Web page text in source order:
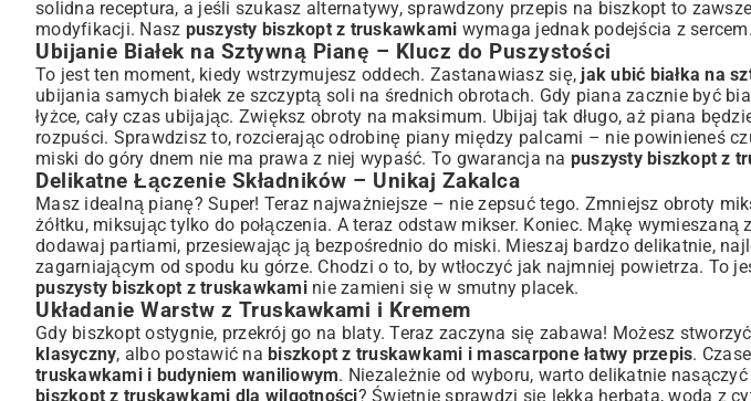
solidna receptura, a jeśli szukasz alternatywy, sprawdzony przepis na biszkopt to
modyfikacji. Nasz puszysty biszkopt z truskawkami wymaga jednak podejścia z sercem.
Ubijanie Białek na Sztywną Pianę – Klucz do Puszystości
To jest ten moment, kiedy wstrzymujesz oddech. Zastanawiasz się, jak ubić białka na
ubijania samych białek ze szczyptą soli na średnich obrotach. Gdy piana zacznie być
łyżce, cały czas ubijając. Zwiększ obroty na maksimum. Ubijaj tak długo, aż piana
rozpuści. Sprawdzisz to, rozcierając odrobinę piany między palcami – nie powinieneś
miski do góry dnem nie ma prawa z niej wypaść. To gwarancja na puszysty biszkopt z
Delikatne Łączenie Składników – Unikaj Zakalca
Masz idealną pianę? Super! Teraz najważniejsze – nie zepsuć tego. Zmniejsz obroty
żółtku, miksując tylko do połączenia. A teraz odstaw mikser. Koniec. Mąkę
dodawaj partiami, przesiewając ją bezpośrednio do miski. Mieszaj bardzo delikatnie,
zagarniającym od spodu ku górze. Chodzi o to, by wtłoczyć jak najmniej powietrza. To
puszysty biszkopt z truskawkaminie zamieni się w smutny placek.
Układanie Warstw z Truskawkami i Kremem
Gdy biszkopt ostygnie, przekrój go na blaty. Teraz zaczyna się zabawa! Możesz stworzyć
klasyczny, albo postawić na biszkopt z truskawkami i mascarpone łatwy przepis.
truskawkami i budyniem waniliowym. Niezależnie od wyboru, warto delikatnie
biszkopt z truskawkami dla wilgotności? Świetnie sprawdzi się lekka herbata, woda z